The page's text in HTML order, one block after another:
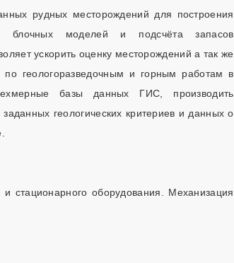
рудных месторождений для построения
блочных моделей и подсчёта запасов
ускорить оценку месторождений а так же
геологоразведочным и горным работам в
базы данных ГИС, производить
геологических критериев и данных о
стационарного оборудования. Механизация